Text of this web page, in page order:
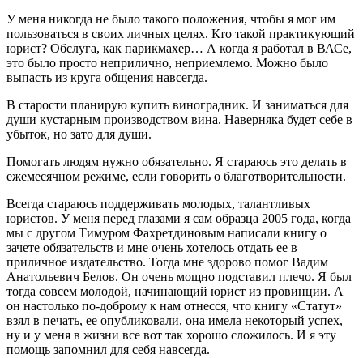
У меня никогда не было такого положения, чтобы я мог им
пользоваться в своих личных целях. Кто такой практикующий
юрист? Обслуга, как парикмахер… А когда я работал в ВАСе,
это было просто неприлично, неприемлемо. Можно было
выпасть из круга общения навсегда.
В старости планирую купить виноградник. И заниматься для
души кустарным производством вина. Наверняка будет себе в
убыток, но зато для души.
Помогать людям нужно обязательно. Я стараюсь это делать в
ежемесячном режиме, если говорить о благотворительности.
Всегда стараюсь поддерживать молодых, талантливых
юристов. У меня перед глазами я сам образца 2005 года, когда
мы с другом Тимуром Фахретдиновым написали книгу о
зачете обязательств и мне очень хотелось отдать ее в
приличное издательство. Тогда мне здорово помог Вадим
Анатольевич Белов. Он очень мощно подставил плечо. Я был
тогда совсем молодой, начинающий юрист из провинции. А
он настолько по-доброму к нам отнесся, что книгу «Статут»
взял в печать, ее опубликовали, она имела некоторый успех,
ну и у меня в жизни все вот так хорошо сложилось. И я эту
помощь запомнил для себя навсегда.